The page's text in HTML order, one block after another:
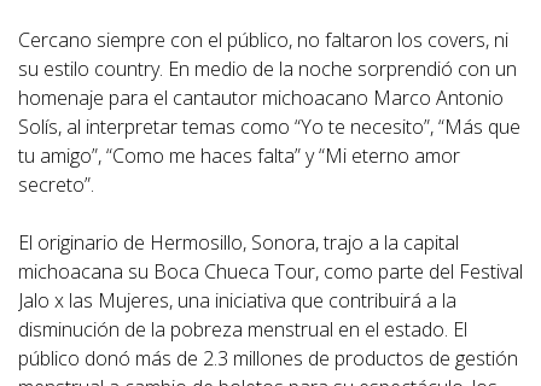
Cercano siempre con el público, no faltaron los covers, ni
su estilo country. En medio de la noche sorprendió con un
homenaje para el cantautor michoacano Marco Antonio
Solís, al interpretar temas como “Yo te necesito”, “Más que
tu amigo”, “Como me haces falta” y “Mi eterno amor
secreto”.
El originario de Hermosillo, Sonora, trajo a la capital
michoacana su Boca Chueca Tour, como parte del Festival
Jalo x las Mujeres, una iniciativa que contribuirá a la
disminución de la pobreza menstrual en el estado. El
público donó más de 2.3 millones de productos de gestión